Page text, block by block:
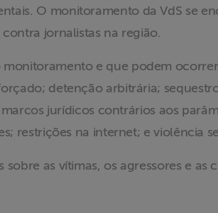
O monitoramento da VdS se
jornalistas na região.
monitoramento e que podem
detenção arbitrária;
jurídicos contrários aos
restrições na internet; e violência
as vítimas, os agressores e as